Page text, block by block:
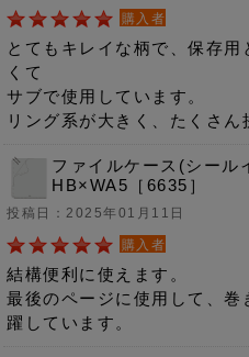
購入者
とてもキレイな柄で、保存
くて
サブで使用しています。
リング系が大きく、たくさん
ファイルケース(シール
HB×WA5［6635］
投稿日：2025年01月11日
購入者
結構便利に使えます。
最後のページに使用して、
躍しています。